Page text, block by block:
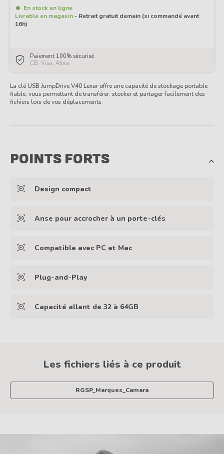
En stock en ligne
Livrable en magasin- Retrait gratuit demain (si commandé avant
16h)
Paiement 100% sécurisé
CB, Visa, Alma
La clé USB JumpDrive V40 Lexar offre une capacité de stockage portable
fiable, vous permettant de transférer, stocker et partager facilement des
fichiers lors de vos déplacements.
POINTS FORTS
Design compact
Anse pour accrocher à un porte-clés
Compatible avec PC et Mac
Plug-and-Play
Capacité allant de 32 à 64GB
Les fichiers liés à ce produit
RGSP_Marques_Camara